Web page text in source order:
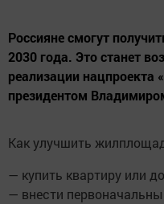
Россияне смогут
2030 года. Это станет
реализации нацпроекта
президентом
Как улучшить
— купить квартиру или
— внести